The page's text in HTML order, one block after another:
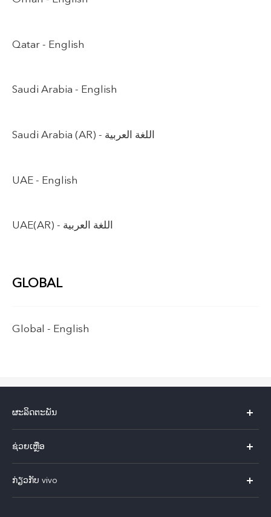
Qatar - English
Saudi Arabia - English
Saudi Arabia (AR) - اللغة العربية
UAE - English
UAE(AR) - اللغة العربية
GLOBAL
Global - English
ຜະລິດຕະພັນ
ທຸກໂມເດວ
ຊ່ວຍເຫຼືອ
ສູນບໍລິການ
ກ່ຽວກັບ vivo